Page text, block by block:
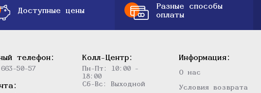
Доступные цены
Разные способы
оплаты
телефон:
50-57
Колл-Центр:
Пн-Пт: 10:00 -
18:00
Сб-Вс: Выходной
Информация:
О нас
Условия возврата